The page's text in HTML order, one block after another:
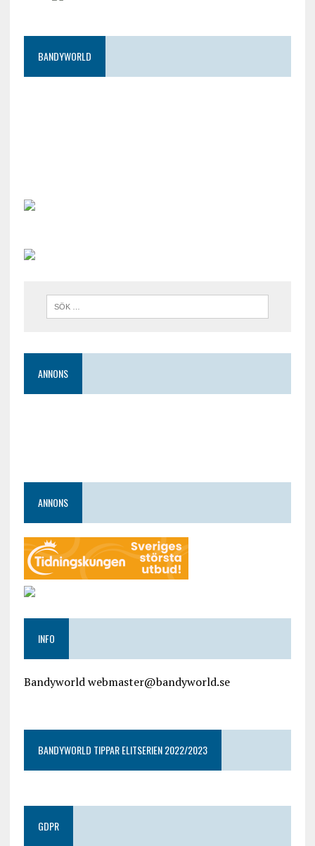
BANDYWORLD
ANNONS
ANNONS
INFO
Bandyworld webmaster@bandyworld.se
BANDYWORLD TIPPAR ELITSERIEN 2022/2023
GDPR